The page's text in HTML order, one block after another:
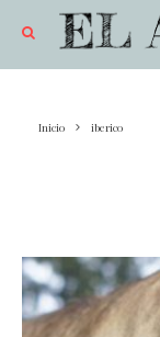
Inicio iberico